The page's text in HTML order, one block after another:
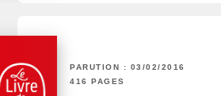
PARUTION : 03/02/2016
416 PAGES